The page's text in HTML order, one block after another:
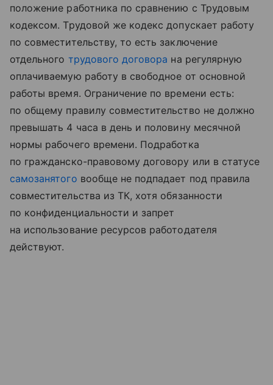
положение работника по сравнению с Трудовым
кодексом. Трудовой же кодекс допускает работу
по совместительству, то есть заключение
отдельного трудового договора на регулярную
оплачиваемую работу в свободное от основной
работы время. Ограничение по времени есть:
по общему правилу совместительство не должно
превышать 4 часа в день и половину месячной
нормы рабочего времени. Подработка
по гражданско-правовому договору или в статусе
самозанятого вообще не подпадает под правила
совместительства из ТК, хотя обязанности
по конфиденциальности и запрет
на использование ресурсов работодателя
действуют.